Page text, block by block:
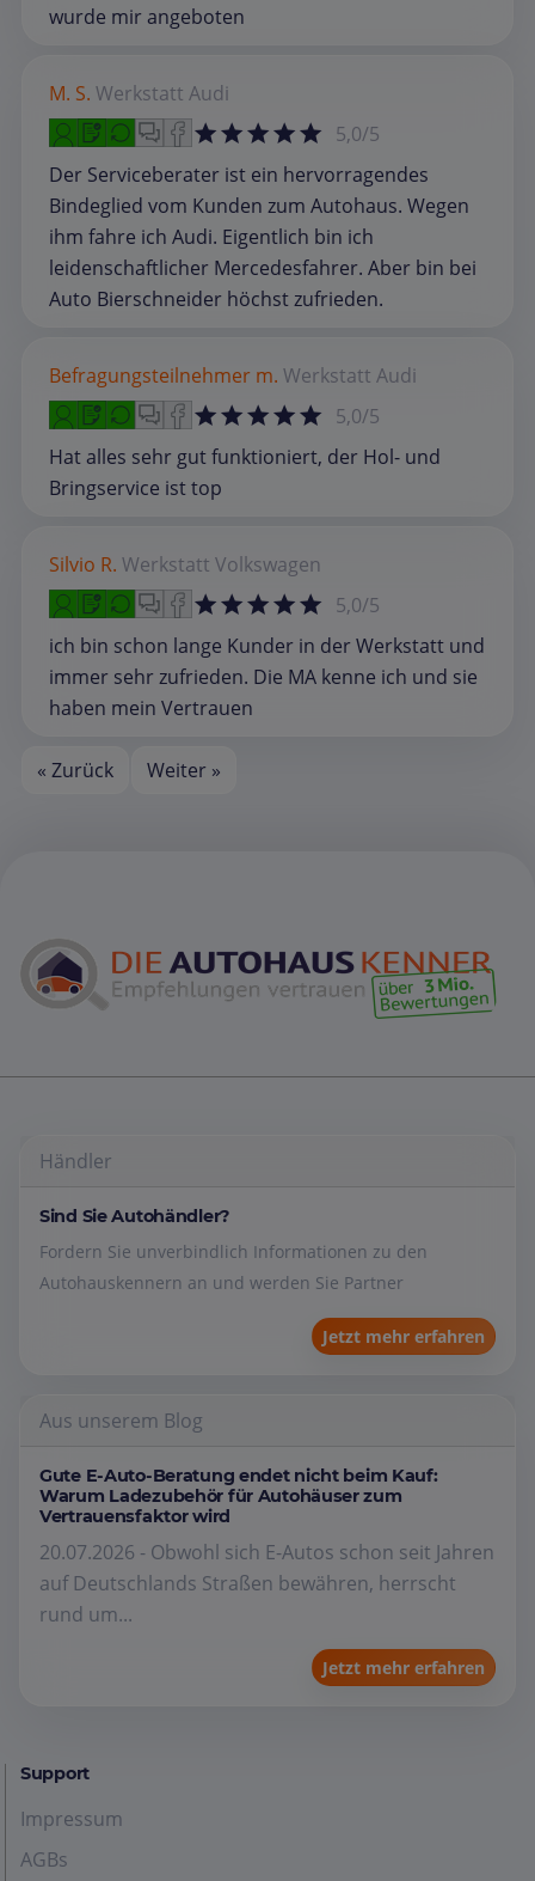
wurde mir angeboten
M. S. Werkstatt Audi
5,0/5
Der Serviceberater ist ein hervorragendes
Bindeglied vom Kunden zum Autohaus. Wegen
ihm fahre ich Audi. Eigentlich bin ich
leidenschaftlicher Mercedesfahrer. Aber bin bei
Auto Bierschneider höchst zufrieden.
Befragungsteilnehmer m. Werkstatt Audi
5,0/5
Hat alles sehr gut funktioniert, der Hol- und
Bringservice ist top
Silvio R. Werkstatt Volkswagen
5,0/5
ich bin schon lange Kunder in der Werkstatt und
immer sehr zufrieden. Die MA kenne ich und sie
haben mein Vertrauen
« Zurück Weiter »
Händler
Sind Sie Autohändler?
Fordern Sie unverbindlich Informationen zu den
Autohauskennern an und werden Sie Partner
Jetzt mehr erfahren
Aus unserem Blog
Gute E-Auto-Beratung endet nicht beim Kauf:
Warum Ladezubehör für Autohäuser zum
Vertrauensfaktor wird
20.07.2026 - Obwohl sich E-Autos schon seit Jahren
auf Deutschlands Straßen bewähren, herrscht
rund um...
Jetzt mehr erfahren
Support
Impressum
AGBs